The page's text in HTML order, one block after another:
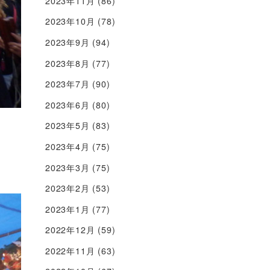
2023年10月 (78)
2023年9月 (94)
2023年8月 (77)
2023年7月 (90)
2023年6月 (80)
2023年5月 (83)
2023年4月 (75)
2023年3月 (75)
2023年2月 (53)
2023年1月 (77)
2022年12月 (59)
2022年11月 (63)